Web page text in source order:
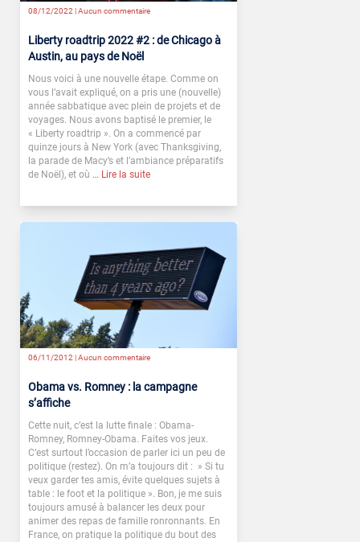
08/12/2022 |Aucun commentaire
Liberty roadtrip 2022 #2 : de Chicago à
Austin, au pays de Noël
Nous voici à une nouvelle étape. Comme on
vous l’avait expliqué, on a pris une (nouvelle)
année sabbatique avec plein de projets et de
voyages. Nous avons baptisé le premier, le
« Liberty roadtrip ». On a commencé par
quinze jours à New York (avec Thanksgiving,
la parade de Macy’s et l’ambiance préparatifs
de Noël), et où … Lire la suite
06/11/2012 | Aucun commentaire
Obama vs. Romney : la campagne
s’affiche
Cette nuit, c’est la lutte finale : Obama-
Romney, Romney-Obama. Faites vos jeux.
C’est surtout l’occasion de parler ici un peu de
politique (restez). On m’a toujours dit : » Si tu
veux garder tes amis, évite quelques sujets à
table : le foot et la politique ». Bon, je me suis
toujours amusé à balancer les deux pour
animer des repas de famille ronronnants. En
France, on pratique la politique du bout des